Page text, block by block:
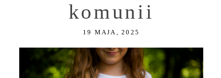
komunii
19 MAJA, 2025